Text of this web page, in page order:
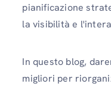
pianificazione
la visibilità e
In questo blog,
migliori per